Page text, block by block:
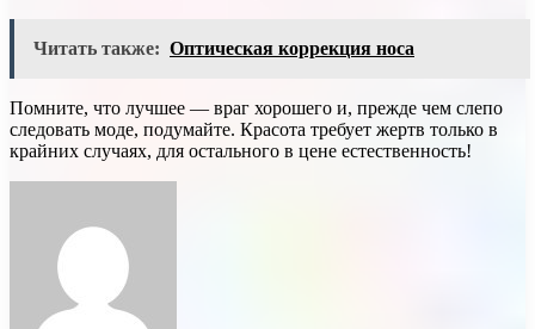
Читать также: Оптическая коррекция носа
Помните, что лучшее — враг хорошего и, прежде чем слепо
следовать моде, подумайте. Красота требует жертв только в
крайних случаях, для остального в цене естественность!